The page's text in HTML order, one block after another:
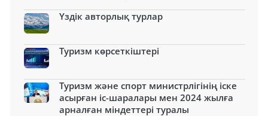
Үздік авторлық турлар
Туризм көрсеткіштері
Туризм және спорт министрлігінің іске
асырған іс-шаралары мен 2024 жылға
арналған міндеттері туралы